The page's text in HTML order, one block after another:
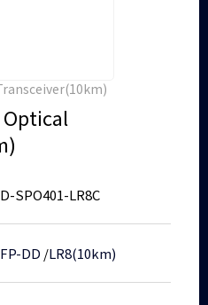
Optical
SPO401-LR8C
DD /LR8(10km)